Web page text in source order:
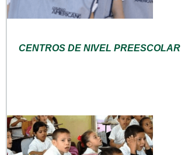
CENTROS DE NIVEL PREESCOLAR